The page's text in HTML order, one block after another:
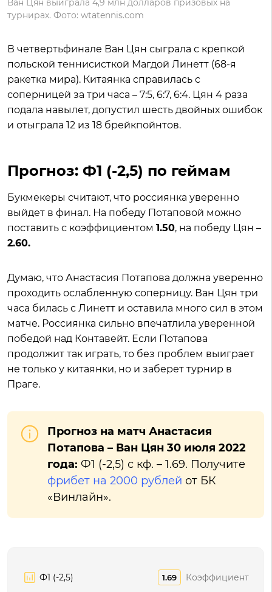
Ван Цян выиграла 4,9 млн долларов призовых на
турнирах. Фото: wtatennis.com
В четвертьфинале Ван Цян сыграла с крепкой
польской теннисисткой Магдой Линетт (68-я
ракетка мира). Китаянка справилась с
соперницей за три часа – 7:5, 6:7, 6:4. Цян 4 раза
подала навылет, допустил шесть двойных ошибок
и отыграла 12 из 18 брейкпойнтов.
Прогноз: Ф1 (-2,5) по геймам
Букмекеры считают, что россиянка уверенно
выйдет в финал. На победу Потаповой можно
поставить с коэффициентом 1.50, на победу Цян –
2.60.
Думаю, что Анастасия Потапова должна уверенно
проходить ослабленную соперницу. Ван Цян три
часа билась с Линетт и оставила много сил в этом
матче. Россиянка сильно впечатлила уверенной
победой над Контавейт. Если Потапова
продолжит так играть, то без проблем выиграет
не только у китаянки, но и заберет турнир в
Праге.
Прогноз на матч Анастасия
Потапова – Ван Цян 30 июля 2022
года: Ф1 (-2,5) с кф. – 1.69. Получите
фрибет на 2000 рублей от БК
«Винлайн».
Ф1 (-2,5) 1.69 Коэффициент